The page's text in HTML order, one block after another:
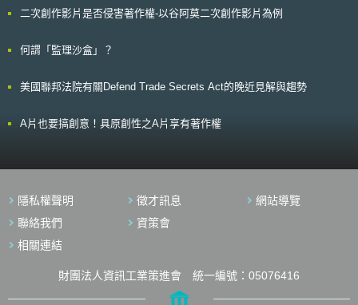
時，需要提供公司治理以及內部控制規劃架構，其中第f款指出，支付機構
書面締約義務： 依照第41條規定，支付服務提供者必須要與支付服務
medium)進行締約。第41條並要求支付服務提供者應在契約中使用淺顯易懂
的文字，並以支付服務提供者所在國的官方語言或者是雙方同意使用的語言
用說明、支付服務使用所需的系統說明等等，除了必要規定事項，雙方也可
法所稱之非金融機構支付服務。非金融機構提供支付服務，應當向中國人民
銀行申請取得「支付業務許可證」成為支付機構，未按規定申請者將被處以
行政罰，嚴重者會被處以刑罰。支付業務許可證的有效期限五年，達五年期
限者得於期滿前半年申請續展。 (一)最低資本額要求： 依照第9條規
定，想要在中國全國境內提供支付服務者，最低註冊資本額為1億元人民
者，最低註冊資本額應達3000萬元人民幣。最低註冊資本額為實繳貨幣資
本，應於申請支付業務許可證時全數繳足。 (二)洗錢防制義務： 依照第
事服務或資訊的公司提出申請。公司提出域名申請時，會由NABP負責審
準及當地法規，包含網站所設立的地點及藥品銷售或運送地點等。為執
準制定委員會(National Standard Setting Committees)，於該國家的公司提
以利NABP審核頂級網域名稱的申請案件。 .PHARMACY頂級網域名稱
二次創作影片是否侵害著作權-以谷阿莫二次創作影片為例
何謂「監理沙盒」？
美國聯邦法院有關Defend Trade Secrets Act的晚近見解與趨勢
A片也要搞創意！具原創性之A片享有著作權
隱私權聲明 徵才訊息
網站導覽
聯絡我們
資策會
相關連結
財團法人資訊工業策進會 統一編號：05076416